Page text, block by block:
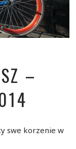
–
swe korzenie w